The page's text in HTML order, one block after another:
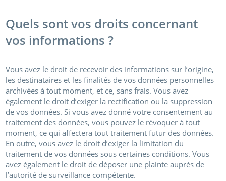
Quels sont vos droits concernant
vos informations ?
Vous avez le droit de recevoir des informations sur l’origine,
les destinataires et les finalités de vos données personnelles
archivées à tout moment, et ce, sans frais. Vous avez
également le droit d’exiger la rectification ou la suppression
de vos données. Si vous avez donné votre consentement au
traitement des données, vous pouvez le révoquer à tout
moment, ce qui affectera tout traitement futur des données.
En outre, vous avez le droit d’exiger la limitation du
traitement de vos données sous certaines conditions. Vous
avez également le droit de déposer une plainte auprès de
l’autorité de surveillance compétente.